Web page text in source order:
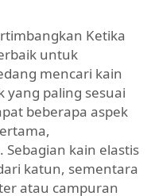
Ketika
untuk
mencari kain
yang paling sesuai
beberapa aspek
kain elastis
katun, sementara
atau campuran